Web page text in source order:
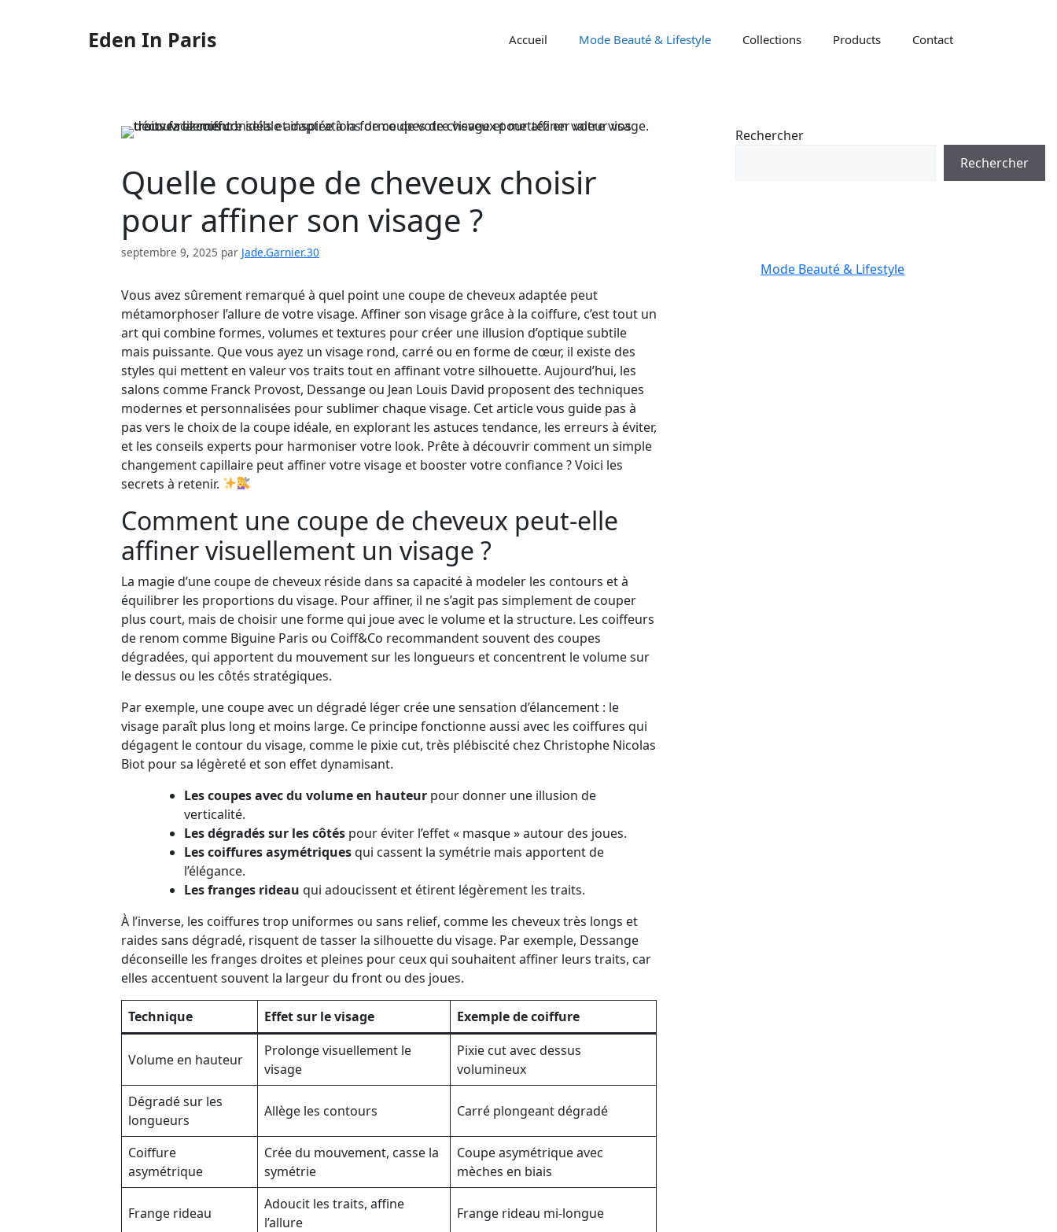
Eden In Paris Accueil Mode Beauté & Lifestyle Collections Products Contact
Quelle coupe de cheveux choisir
pour affiner son visage ?
septembre 9, 2025 par Jade.Garnier.30
Vous avez sûrement remarqué à quel point une coupe de cheveux adaptée peut
métamorphoser l’allure de votre visage. Affiner son visage grâce à la coiffure, c’est tout un
art qui combine formes, volumes et textures pour créer une illusion d’optique subtile
mais puissante. Que vous ayez un visage rond, carré ou en forme de cœur, il existe des
styles qui mettent en valeur vos traits tout en affinant votre silhouette. Aujourd’hui, les
salons comme Franck Provost, Dessange ou Jean Louis David proposent des techniques
modernes et personnalisées pour sublimer chaque visage. Cet article vous guide pas à
pas vers le choix de la coupe idéale, en explorant les astuces tendance, les erreurs à éviter,
et les conseils experts pour harmoniser votre look. Prête à découvrir comment un simple
changement capillaire peut affiner votre visage et booster votre confiance ? Voici les
secrets à retenir.
Comment une coupe de cheveux peut-elle
affiner visuellement un visage ?
La magie d’une coupe de cheveux réside dans sa capacité à modeler les contours et à
équilibrer les proportions du visage. Pour affiner, il ne s’agit pas simplement de couper
plus court, mais de choisir une forme qui joue avec le volume et la structure. Les coiffeurs
de renom comme Biguine Paris ou Coiff&Co recommandent souvent des coupes
dégradées, qui apportent du mouvement sur les longueurs et concentrent le volume sur
le dessus ou les côtés stratégiques.
Par exemple, une coupe avec un dégradé léger crée une sensation d’élancement : le
visage paraît plus long et moins large. Ce principe fonctionne aussi avec les coiffures qui
dégagent le contour du visage, comme le pixie cut, très plébiscité chez Christophe Nicolas
Biot pour sa légèreté et son effet dynamisant.
Les coupes avec du volume en hauteur pour donner une illusion de
verticalité.
Les dégradés sur les côtés pour éviter l’effet « masque » autour des joues.
Les coiffures asymétriquesqui cassent la symétrie mais apportent de
l’élégance.
Les franges rideau qui adoucissent et étirent légèrement les traits.
À l’inverse, les coiffures trop uniformes ou sans relief, comme les cheveux très longs et
raides sans dégradé, risquent de tasser la silhouette du visage. Par exemple, Dessange
déconseille les franges droites et pleines pour ceux qui souhaitent affiner leurs traits, car
elles accentuent souvent la largeur du front ou des joues.
Technique Effet sur le visage Exemple de coiffure
Volume en hauteur
Prolonge visuellement le
visage
Pixie cut avec dessus
volumineux
Dégradé sur les
longueurs
Allège les contours Carré plongeant dégradé
Coiffure
asymétrique
Crée du mouvement, casse la
symétrie
Coupe asymétrique avec
mèches en biais
Frange rideau
Adoucit les traits, affine
l’allure
Frange rideau mi-longue
Rechercher
Rechercher
Mode Beauté & Lifestyle